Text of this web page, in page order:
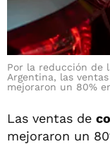
Por la reducción de
Argentina, las
mejoraron un 80%
Las ventas de
mejoraron un